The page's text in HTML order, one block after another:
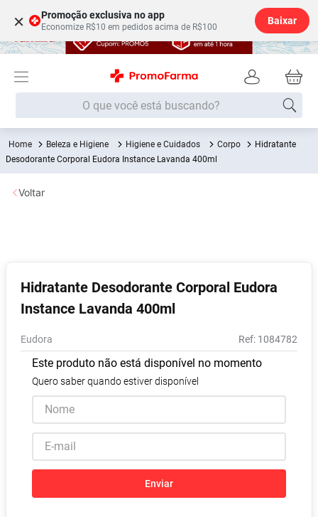
× Promoção exclusiva no app
Economize R$10 em pedidos acima de R$100
Baixar
O que você está buscando?
Beleza e Higiene Higiene e Cuidados Corpo
Hidratante
Desodorante Corporal Eudora Instance Lavanda 400ml
Hidratante Desodorante Corporal Eudora
Instance Lavanda 400ml
Eudora : 1084782
Este produto não está disponível no momento
Quero saber quando estiver disponível
Enviar
Voltar
Termos mais buscados
1º Fralda
2
6º Shampoo
7º Desodorante
8º
9º Absorvente
10º Lavitan